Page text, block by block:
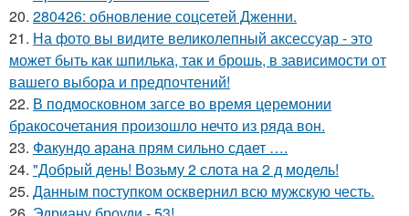
20. 280426: обновление соцсетей Дженни.
21. На фото вы видите великолепный аксессуар - это
может быть как шпилька, так и брошь, в зависимости от
вашего выбора и предпочтений!
22. В подмосковном загсе во время церемонии
бракосочетания произошло нечто из ряда вон.
23. Факундо арана прям сильно сдает ….
24. "Добрый день! Возьму 2 слота на 2 д модель!
25. Данным поступком осквернил всю мужскую честь.